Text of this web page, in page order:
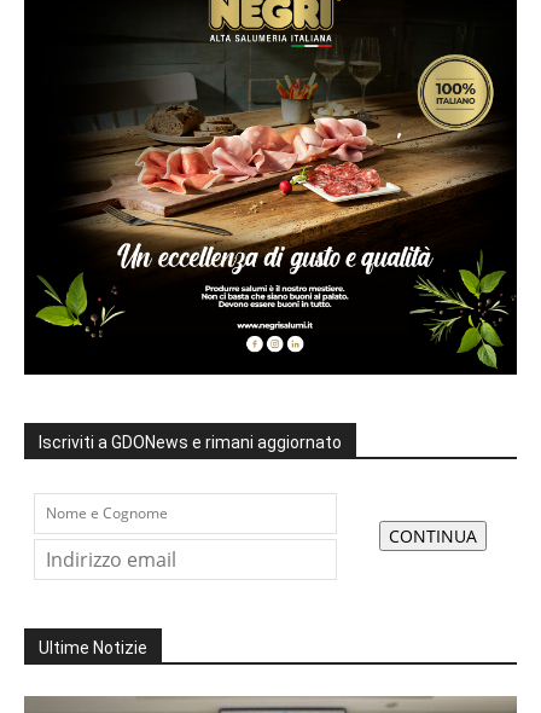
Iscriviti a GDONews e rimani aggiornato
Ultime Notizie